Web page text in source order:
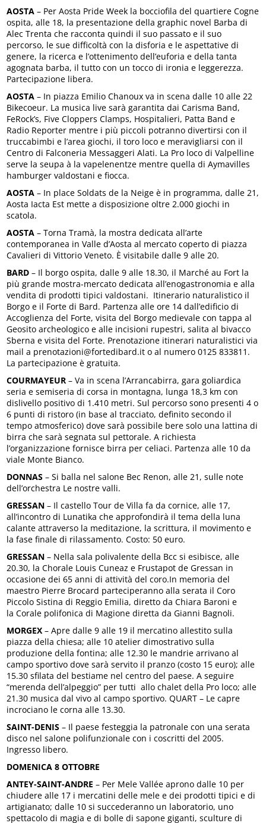
AOSTA – Per Aosta Pride Week la bocciofila del quartiere Cogne
ospita, alle 18, la presentazione della graphic novel Barba di
Alec Trenta che racconta quindi il suo passato e il suo
percorso, le sue difficoltà con la disforia e le aspettative di
genere, la ricerca e l’ottenimento dell’euforia e della tanta
agognata barba, il tutto con un tocco di ironia e leggerezza.
Partecipazione libera.
AOSTA – In piazza Emilio Chanoux va in scena dalle 10 alle 22
Bikecoeur. La musica live sarà garantita dai Carisma Band,
FeRock’s, Five Cloppers Clamps, Hospitalieri, Patta Band e
Radio Reporter mentre i più piccoli potranno divertirsi con il
truccabimbi e l’area giochi, il toro loco e meravigliarsi con il
Centro di Falconeria Messaggeri Alati. La Pro loco di Valpelline
serve la seupa à la vapelenentze mentre quella di Aymavilles
hamburger valdostani e fiocca.
AOSTA – In place Soldats de la Neige è in programma, dalle 21,
Aosta Iacta Est mette a disposizione oltre 2.000 giochi in
scatola.
AOSTA – Torna Tramà, la mostra dedicata all’arte
contemporanea in Valle d’Aosta al mercato coperto di piazza
Cavalieri di Vittorio Veneto. È visitabile dalle 9 alle 20.
BARD – Il borgo ospita, dalle 9 alle 18.30, il Marché au Fort la
più grande mostra-mercato dedicata all’enogastronomia e alla
vendita di prodotti tipici valdostani. Itinerario naturalistico il
Borgo e il Forte di Bard. Partenza alle ore 14 dall’edificio di
Accoglienza del Forte, visita del Borgo medievale con tappa al
Geosito archeologico e alle incisioni rupestri, salita al bivacco
Sberna e visita del Forte. Prenotazione itinerari naturalistici via
mail a prenotazioni@fortedibard.it o al numero 0125 833811.
La partecipazione è gratuita.
COURMAYEUR – Va in scena l’Arrancabirra, gara goliardica
seria e semiseria di corsa in montagna, lunga 18,3 km con
dislivello positivo di 1.410 metri. Sul percorso sono presenti 4 o
6 punti di ristoro (in base al tracciato, definito secondo il
tempo atmosferico) dove sarà possibile bere solo una lattina di
birra che sarà segnata sul pettorale. A richiesta
l’organizzazione fornisce birra per celiaci. Partenza alle 10 da
viale Monte Bianco.
DONNAS – Si balla nel salone Bec Renon, alle 21, sulle note
dell’orchestra Le nostre valli.
GRESSAN – Il castello Tour de Villa fa da cornice, alle 17,
all’incontro di Lunatika che approfondirà il tema della luna
calante attraverso la meditazione, la scrittura, il movimento e
la fase finale di rilassamento. Costo: 50 euro.
GRESSAN – Nella sala polivalente della Bcc si esibisce, alle
20.30, la Chorale Louis Cuneaz e Frustapot de Gressan in
occasione dei 65 anni di attività del coro.In memoria del
maestro Pierre Brocard parteciperanno alla serata il Coro
Piccolo Sistina di Reggio Emilia, diretto da Chiara Baroni e
la Corale polifonica di Magione diretta da Gianni Bagnoli.
MORGEX – Apre dalle 9 alle 19 il mercatino allestito sulla
piazza della chiesa; alle 10 atelier dimostrativo sulla
produzione della fontina; alle 12.30 le mandrie arrivano al
campo sportivo dove sarà servito il pranzo (costo 15 euro); alle
15.30 sfilata del bestiame nel centro del paese. A seguire
“merenda dell’alpeggio” per tutti allo chalet della Pro loco; alle
21.30 musica dal vivo al campo sportivo. QUART – Le capre
incrociano le corna alle 13.30.
SAINT-DENIS – Il paese festeggia la patronale con una serata
disco nel salone polifunzionale con i coscritti del 2005.
Ingresso libero.
DOMENICA 8 OTTOBRE
ANTEY-SAINT-ANDRE – Per Mele Vallée aprono dalle 10 per
chiudere alle 17 i mercatini delle mele e dei prodotti tipici e di
artigianato; dalle 10 si succederanno un laboratorio, uno
spettacolo di magia e di bolle di sapone giganti, sculture di